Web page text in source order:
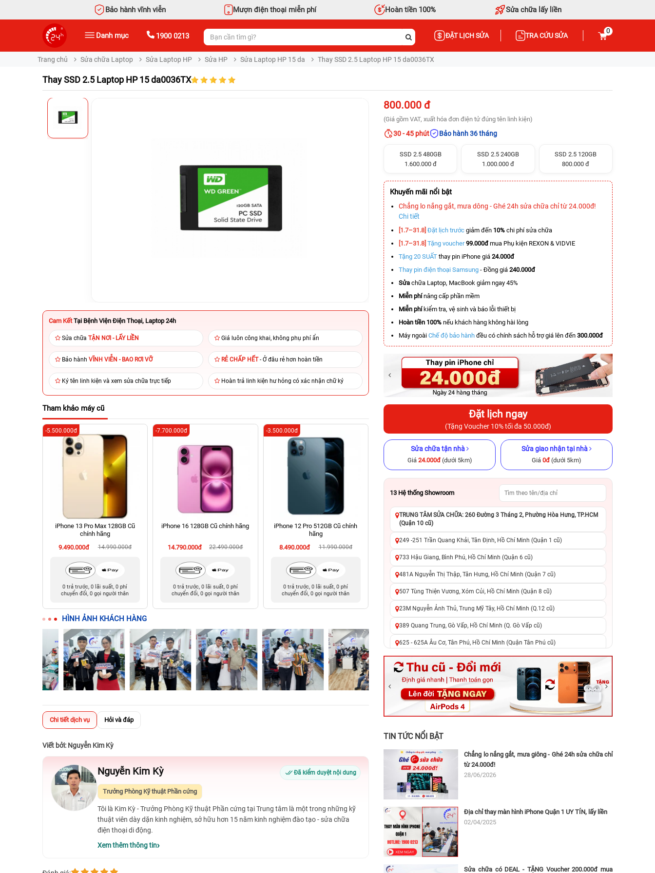
Bảo hành vĩnh viễn Mượn điện thoại miễn phí Hoàn tiền 100% Sửa chữa lấy liền
Danh mục 1900 0213 ĐẶT LỊCH SỬA TRA CỨU SỬA
0
Trang chủ Sửa chữa Laptop Sửa Laptop HP Sửa HP Sửa Laptop HP 15 da Thay SSD 2.5 Laptop HP 15 da0036TX
Thay SSD 2.5 Laptop HP 15 da0036TX
Cam Kết Tại Bệnh Viện Điện Thoại, Laptop 24h
Sửa chữa TẬN NƠI - LẤY LIỀN Giá luôn công khai, không phụ phí ẩn
Bảo hành VĨNH VIỄN - BAO RƠI VỠ RẺ CHẤP HẾT- Ở đâu rẻ hơn hoàn tiền
Ký tên linh kiện và xem sửa chữa trực tiếp Hoàn trả linh kiện hư hỏng có xác nhận chữ ký
Tham khảo máy cũ
iPhone 13 Pro Max 128GB Cũ
chính hãng
9.490.000đ
14.990.000đ
-5.500.000đ
0 trả trước, 0 lãi suất, 0 phí
chuyển đổi, 0 gọi người thân
iPhone 16 128GB Cũ chính hãng
14.790.000đ 22.490.000đ
-7.700.000đ
0 trả trước, 0 lãi suất, 0 phí
chuyển đổi, 0 gọi người thân
iPhone 12 Pro 512GB Cũ chính
hãng
8.490.000đ
11.990.000đ
-3.500.000đ
0 trả trước, 0 lãi suất, 0 phí
chuyển đổi, 0 gọi người thân
iPhone XS Max 512GB Cũ chính
hãng
6.490.000đ
13.290.000đ
-6.800.000đ
chuyển đổi, 0 gọi người thân
Wi‑Fi 256GB Cũ chính hãng
10.990.000đ
17.990.000đ
-7.000.000đ
chuyển đổi, 0 gọi người thân
-2.600.000đ
HÌNH ẢNH KHÁCH HÀNG
Chi tiết dịch vụ Hỏi và đáp
Viết bởi: Nguyễn Kim Kỳ
Nguyễn Kim Kỳ Đã kiểm duyệt nội dung
Trưởng Phòng Kỹ thuật Phần cứng
Tôi là Kim Kỳ - Trưởng Phòng Kỹ thuật Phần cứng tại Trung tâm là một trong những kỹ
thuật viên dày dặn kinh nghiệm, sở hữu hơn 15 năm kinh nghiệm đào tạo - sửa chữa
điện thoại di động.
Xem thêm thông tin
800.000 đ
(Giá gồm VAT, xuất hóa đơn điện tử đúng tên linh kiện)
30 - 45 phút Bảo hành 36 tháng
SSD 2.5 480GB
1.600.000 đ
SSD 2.5 240GB
1.000.000 đ
SSD 2.5 120GB
800.000 đ
Khuyến mãi nổi bật
Chẳng lo nắng gắt, mưa dông - Ghé 24h sửa chữa chỉ từ 24.000đ!
Chi tiết
[1.7–31.8] Đặt lịch trước giảm đến 10% chi phí sửa chữa
[1.7–31.8] Tặng voucher 99.000đmua Phụ kiện REXON & VIDVIE
Tặng 20 SUẤT thay pin iPhone giá 24.000đ
Thay pin điện thoại Samsung - Đồng giá 240.000đ
Sửa chữa Laptop, MacBook giảm ngay 45%
Miễn phínâng cấp phần mềm
Miễn phíkiểm tra, vệ sinh và báo lỗi thiết bị
Hoàn tiền 100% nếu khách hàng không hài lòng
Máy ngoài Chế độ bảo hành đều có chính sách hỗ trợ giá lên đến 300.000đ
Đặt lịch ngay
(Tặng Voucher 10% tối đa 50.000đ)
Sửa chữa tận nhà
Giá 24.000đ(dưới 5km)
Sửa giao nhận tại nhà
Giá 0đ(dưới 5km)
13 Hệ thống Showroom
TRUNG TÂM SỬA CHỮA: 260 Đường 3 Tháng 2, Phường Hòa Hưng, TP.HCM
(Quận 10 cũ)
249 -251 Trần Quang Khải, Tân Định, Hồ Chí Minh (Quận 1 cũ)
733 Hậu Giang, Bình Phú, Hồ Chí Minh (Quận 6 cũ)
481A Nguyễn Thị Thập, Tân Hưng, Hồ Chí Minh (Quận 7 cũ)
507 Tùng Thiện Vương, Xóm Củi, Hồ Chí Minh (Quận 8 cũ)
23M Nguyễn Ảnh Thủ, Trung Mỹ Tây, Hồ Chí Minh (Q.12 cũ)
389 Quang Trung, Gò Vấp, Hồ Chí Minh (Q. Gò Vấp cũ)
625 - 625A Âu Cơ, Tân Phú, Hồ Chí Minh (Quận Tân Phú cũ)
326 Lê Văn Việt, Tăng Nhơn Phú, Hồ Chí Minh (Q.9 TP. Thủ Đức cũ)
256 Võ Văn Ngân, Thủ Đức, Hồ Chí Minh (Bình Thọ, TP. Thủ Đức Cũ)
70 Nguyễn An Ninh, Dĩ An, Hồ Chí Minh (Bình Dương Cũ)
24h Vũng Tàu: 162A Ba Cu, Vũng Tàu, Hồ Chí Minh (TP. Vũng Tàu cũ)
TIN TỨC NỔI BẬT
Chẳng lo nắng gắt, mưa giông - Ghé 24h sửa chữa chỉ
từ 24.000đ!
28/06/2026
Địa chỉ thay màn hình iPhone Quận 1 UY TÍN, lấy liền
02/04/2025
Sửa chữa có DEAL - TẶNG Voucher 200.000đ mua